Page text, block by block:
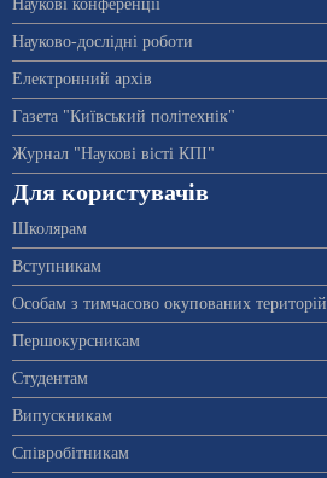
Наукові конференції
Науково-дослідні роботи
Електронний архів
Газета "Київський політехнік"
Журнал "Наукові вісті КПІ"
Для користувачів
Школярам
Вступникам
Особам з тимчасово окупованих територій
Першокурсникам
Студентам
Випускникам
Співробітникам